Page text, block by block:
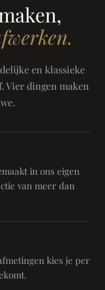
en klassieke
Vier dingen maken
in ons eigen
van meer dan
kies je per